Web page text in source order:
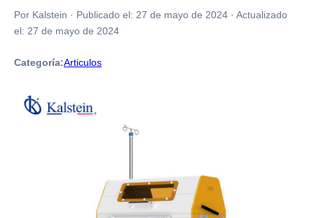
Por Kalstein · Publicado el: 27 de mayo de 2024 · Actualizado
el: 27 de mayo de 2024
Categoría:Articulos